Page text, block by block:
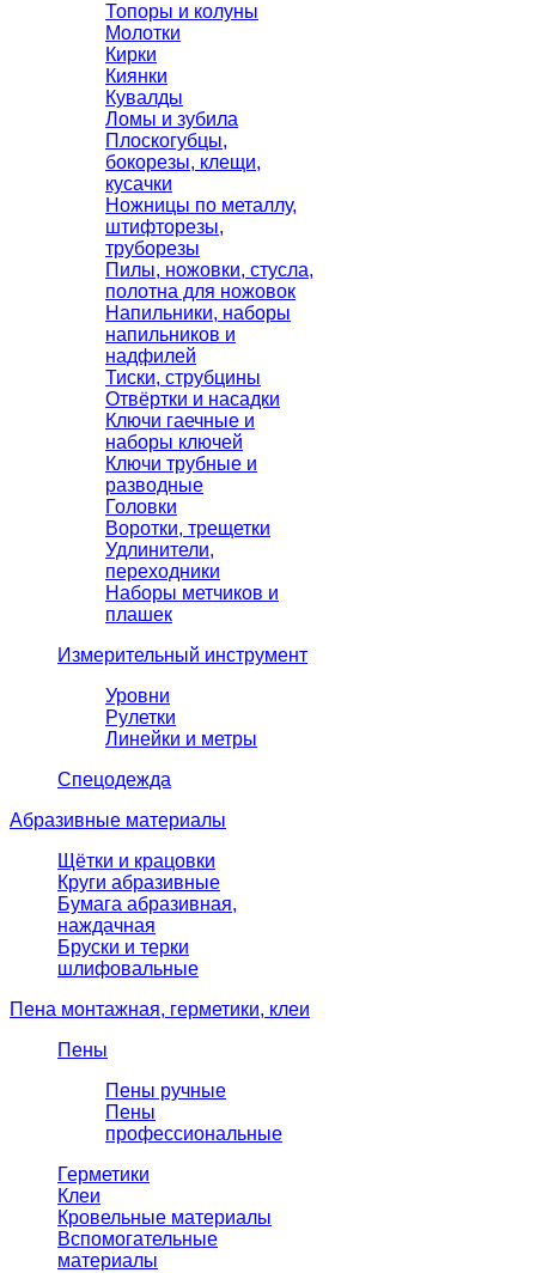
Топоры и колуны
Молотки
Кирки
Киянки
Кувалды
Ломы и зубила
Плоскогубцы,
бокорезы, клещи,
кусачки
Ножницы по металлу,
штифторезы,
труборезы
Пилы, ножовки, стусла,
полотна для ножовок
Напильники, наборы
напильников и
надфилей
Тиски, струбцины
Отвёртки и насадки
Ключи гаечные и
наборы ключей
Ключи трубные и
разводные
Головки
Воротки, трещетки
Удлинители,
переходники
Наборы метчиков и
плашек
Измерительный инструмент
Уровни
Рулетки
Линейки и метры
Спецодежда
Абразивные материалы
Щётки и крацовки
Круги абразивные
Бумага абразивная,
наждачная
Бруски и терки
шлифовальные
Пена монтажная, герметики, клеи
Пены
Пены ручные
Пены
профессиональные
Герметики
Клеи
Кровельные материалы
Вспомогательные
материалы